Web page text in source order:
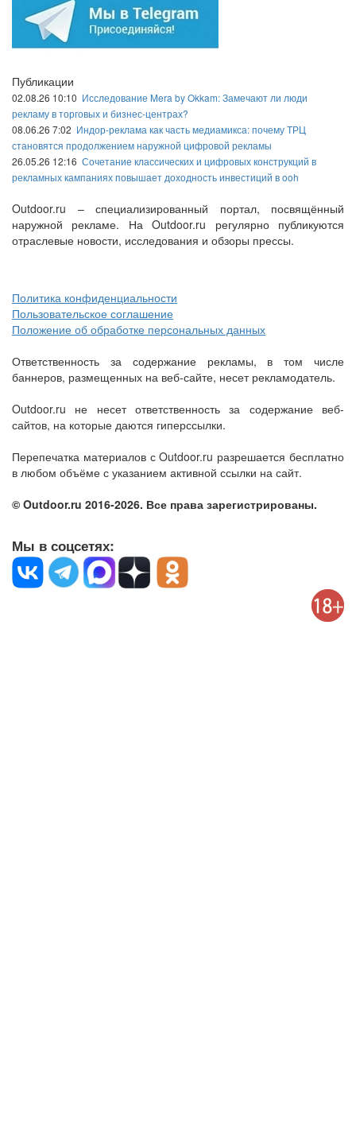
Публикации
02.08.26 10:10 Исследование Mera by Okkam: Замечают ли люди
рекламу в торговых и бизнес-центрах?
08.06.26 7:02 Индор-реклама как часть медиамикса: почему ТРЦ
становятся продолжением наружной цифровой рекламы
26.05.26 12:16 Сочетание классических и цифровых конструкций в
рекламных кампаниях повышает доходность инвестиций в ooh
Outdoor.ru – специализированный портал, посвящённый
наружной рекламе. На Outdoor.ru регулярно публикуются
отраслевые новости, исследования и обзоры прессы.
Политика конфиденциальности
Пользовательское соглашение
Положение об обработке персональных данных
Ответственность за содержание рекламы, в том числе
баннеров, размещенных на веб-сайте, несет рекламодатель.
Outdoor.ru не несет ответственность за содержание веб-
сайтов, на которые даются гиперссылки.
Перепечатка материалов с Outdoor.ru разрешается бесплатно
в любом объёме с указанием активной ссылки на сайт.
© Outdoor.ru 2016-2026. Все права зарегистрированы.
Мы в соцсетях: